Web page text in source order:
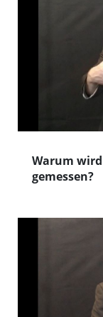
Warum
gemessen?